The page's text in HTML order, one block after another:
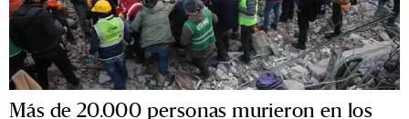
Más de 20.000 personas murieron en los